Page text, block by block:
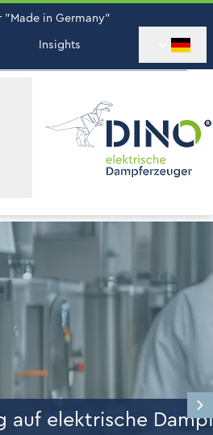
"Made in Germany"
Insights
auf elektrische